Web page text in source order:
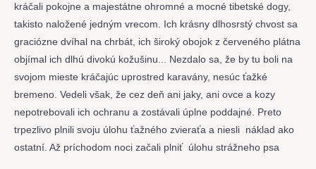
kráčali pokojne a majestátne ohromné a mocné tibetské dogy,
takisto naložené jedným vrecom. Ich krásny dlhosrstý chvost sa
graciózne dvíhal na chrbát, ich široký obojok z červeného plátna
objímal ich dlhú divokú kožušinu... Nezdalo sa, že by tu boli na
svojom mieste kráčajúc uprostred karavány, nesúc ťažké
bremeno. Vedeli však, že cez deň ani jaky, ani ovce a kozy
nepotrebovali ich ochranu a zostávali úplne poddajné. Preto
trpezlivo plnili svoju úlohu ťažného zvieraťa a niesli náklad ako
ostatní. Až príchodom noci začali plniť úlohu strážneho psa